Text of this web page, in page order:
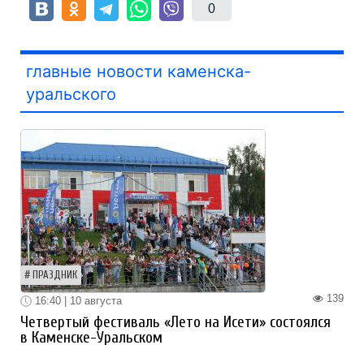
0
главные новости каменска-
уральского
ПРАЗДНИК
139
16:40 | 10 августа
Четвертый фестиваль «Лето на Исети» состоялся
в Каменске-Уральском